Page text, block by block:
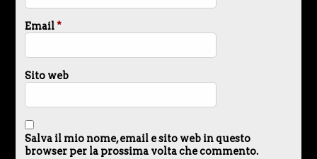
Email*
Sito web
Salva il mio nome, email e sito web in questo
browser per la prossima volta che commento.